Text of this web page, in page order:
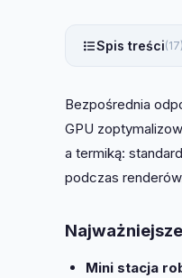
Spis treści(17)
Bezpośrednia
GPU
a termiką:
podczas
Mini stacja